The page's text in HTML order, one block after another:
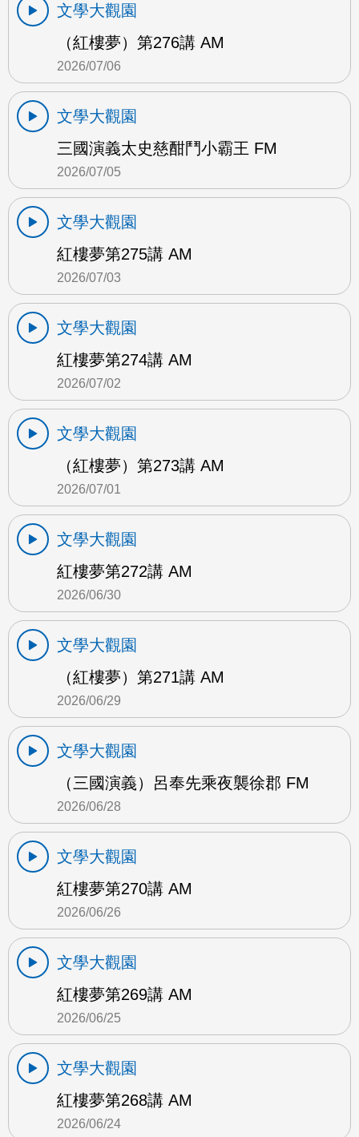
文學大觀園
（紅樓夢）第276講 AM
2026/07/06
文學大觀園
三國演義太史慈酣鬥小霸王 FM
2026/07/05
文學大觀園
紅樓夢第275講 AM
2026/07/03
文學大觀園
紅樓夢第274講 AM
2026/07/02
文學大觀園
（紅樓夢）第273講 AM
2026/07/01
文學大觀園
紅樓夢第272講 AM
2026/06/30
文學大觀園
（紅樓夢）第271講 AM
2026/06/29
文學大觀園
（三國演義）呂奉先乘夜襲徐郡 FM
2026/06/28
文學大觀園
紅樓夢第270講 AM
2026/06/26
文學大觀園
紅樓夢第269講 AM
2026/06/25
文學大觀園
紅樓夢第268講 AM
2026/06/24